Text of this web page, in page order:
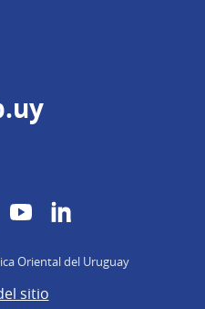
TwitterYouTube
Oriental del Uruguay
sitio